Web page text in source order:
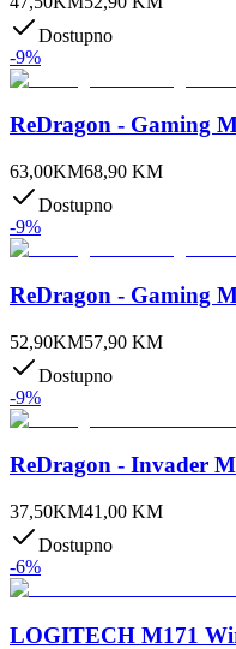
Dostupno
-9%
ReDragon - Gaming
63,00KM68,90 KM
Dostupno
-9%
ReDragon - Gaming
52,90KM57,90 KM
Dostupno
-9%
ReDragon - Invader
37,50KM41,00 KM
Dostupno
-6%
LOGITECH M171